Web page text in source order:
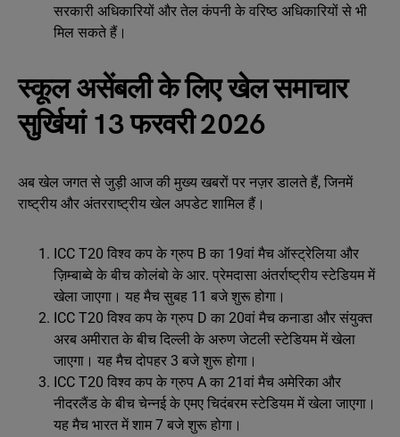
सरकारी अधिकारियों और तेल कंपनी के वरिष्ठ अधिकारियों से भी
मिल सकते हैं।
स्कूल असेंबली के लिए खेल समाचार
सुर्खियां 13 फरवरी 2026
अब खेल जगत से जुड़ी आज की मुख्य खबरों पर नज़र डालते हैं, जिनमें
राष्ट्रीय और अंतरराष्ट्रीय खेल अपडेट शामिल हैं।
ICC T20 विश्व कप के ग्रुप B का 19वां मैच ऑस्ट्रेलिया और
ज़िम्बाब्वे के बीच कोलंबो के आर. प्रेमदासा अंतर्राष्ट्रीय स्टेडियम में
खेला जाएगा। यह मैच सुबह 11 बजे शुरू होगा।
ICC T20 विश्व कप के ग्रुप D का 20वां मैच कनाडा और संयुक्त
अरब अमीरात के बीच दिल्ली के अरुण जेटली स्टेडियम में खेला
जाएगा। यह मैच दोपहर 3 बजे शुरू होगा।
ICC T20 विश्व कप के ग्रुप A का 21वां मैच अमेरिका और
नीदरलैंड के बीच चेन्नई के एमए चिदंबरम स्टेडियम में खेला जाएगा।
यह मैच भारत में शाम 7 बजे शुरू होगा।